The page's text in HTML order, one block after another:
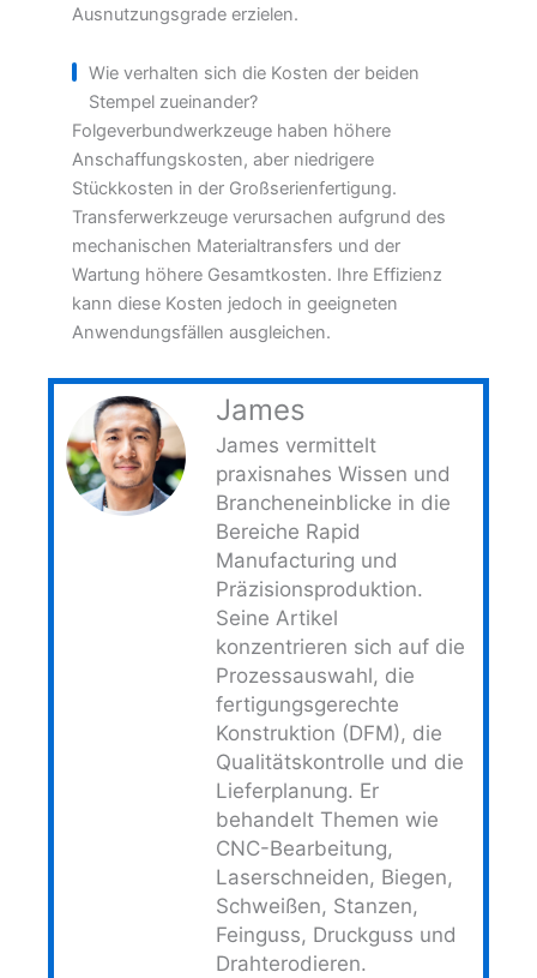
Ausnutzungsgrade erzielen.
Wie verhalten sich die Kosten der beiden
Stempel zueinander?
Folgeverbundwerkzeuge haben höhere
Anschaffungskosten, aber niedrigere
Stückkosten in der Großserienfertigung.
Transferwerkzeuge verursachen aufgrund des
mechanischen Materialtransfers und der
Wartung höhere Gesamtkosten. Ihre Effizienz
kann diese Kosten jedoch in geeigneten
Anwendungsfällen ausgleichen.
James
James vermittelt
praxisnahes Wissen und
Brancheneinblicke in die
Bereiche Rapid
Manufacturing und
Präzisionsproduktion.
Seine Artikel
konzentrieren sich auf die
Prozessauswahl, die
fertigungsgerechte
Konstruktion (DFM), die
Qualitätskontrolle und die
Lieferplanung. Er
behandelt Themen wie
CNC-Bearbeitung,
Laserschneiden, Biegen,
Schweißen, Stanzen,
Feinguss, Druckguss und
Drahterodieren.